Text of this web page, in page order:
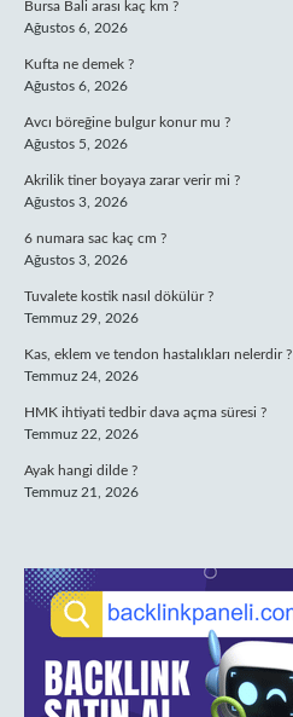
Bursa Bali arası kaç km ?
Ağustos 6, 2026
Kufta ne demek ?
Ağustos 6, 2026
Avcı böreğine bulgur konur mu ?
Ağustos 5, 2026
Akrilik tiner boyaya zarar verir mi ?
Ağustos 3, 2026
6 numara sac kaç cm ?
Ağustos 3, 2026
Tuvalete kostik nasıl dökülür ?
Temmuz 29, 2026
Kas, eklem ve tendon hastalıkları nelerdir ?
Temmuz 24, 2026
HMK ihtiyati tedbir dava açma süresi ?
Temmuz 22, 2026
Ayak hangi dilde ?
Temmuz 21, 2026